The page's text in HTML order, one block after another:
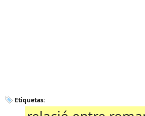
Etiquetas: